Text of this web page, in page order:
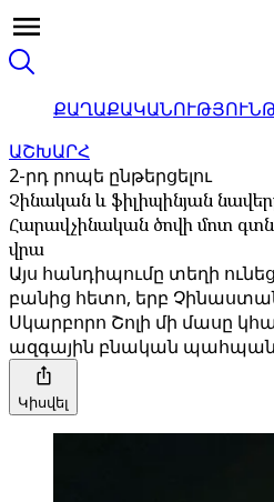
ՔԱՂԱՔԱԿԱՆՈՒԹՅՈՒՆ
ԱՇԽԱՐՀ
2-րդ րոպե ընթերցելու
Չինական և ֆիլիպինյան
Հարավչինական ծովի մոտ
վրա
Այս հանդիպումը տեղի
բանից հետո, երբ
Սկարբորո Շոլի մի մասը
ազգային բնական
Կիսվել